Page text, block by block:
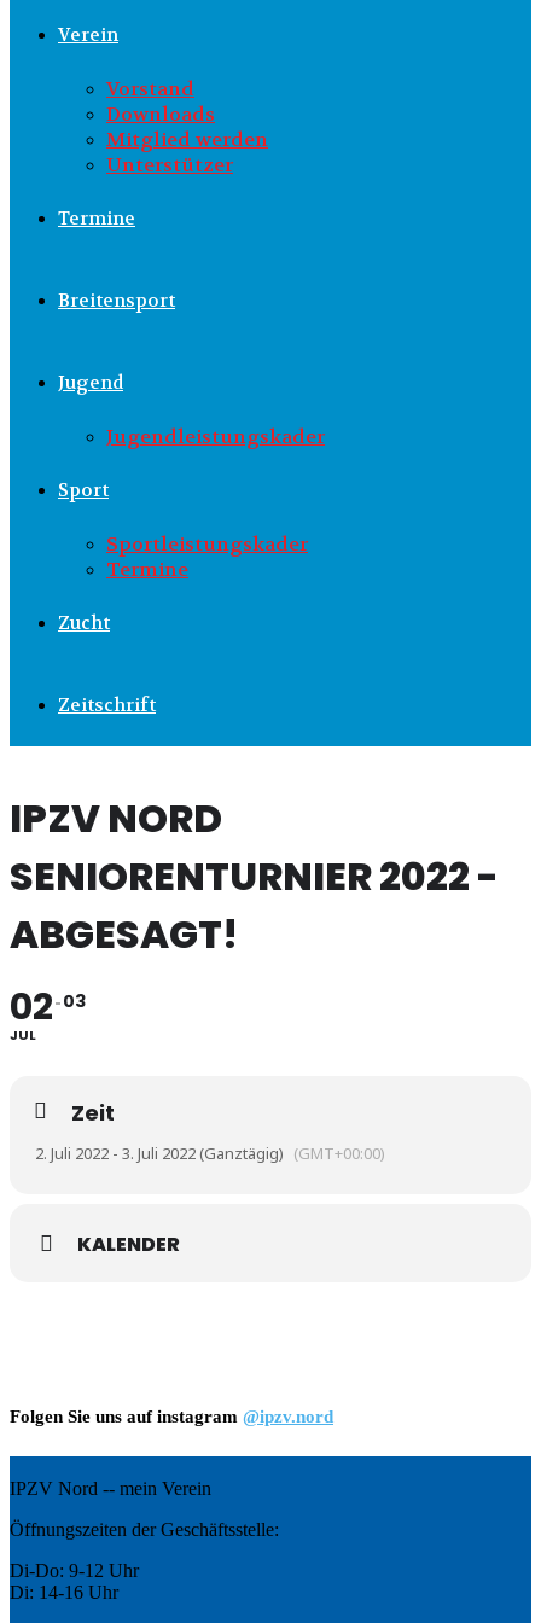
Verein
Vorstand
Downloads
Mitglied werden
Unterstützer
Termine
Breitensport
Jugend
Jugendleistungskader
Sport
Sportleistungskader
Termine
Zucht
Zeitschrift
IPZV NORD
SENIORENTURNIER 2022 -
ABGESAGT!
02
JUL
03
Zeit
2. Juli 2022 - 3. Juli 2022 (Ganztägig) (GMT+00:00)
KALENDER
Folgen Sie uns auf instagram @ipzv.nord
IPZV Nord -- mein Verein
Öffnungszeiten der Geschäftsstelle:
Di-Do: 9-12 Uhr
Di: 14-16 Uhr